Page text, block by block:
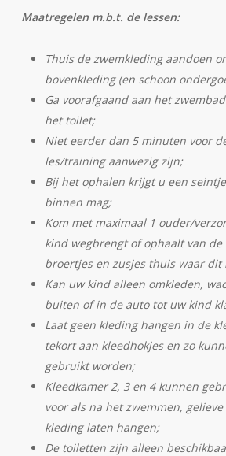
Maatregelen m.b.t. de lessen:
Thuis de zwemkleding aandoen
bovenkleding (en schoon
Ga voorafgaand aan het
het toilet;
Niet eerder dan 5 minuten voor
les/training aanwezig zijn;
Bij het ophalen krijgt u een
binnen mag;
Kom met maximaal 1 ouder/
kind wegbrengt of ophaalt van de
broertjes en zusjes thuis waar dit
Kan uw kind alleen omkleden,
buiten of in de auto tot uw kind
Laat geen kleding hangen in de
tekort aan kleedhokjes en zo
gebruikt worden;
Kleedkamer 2, 3 en 4 kunnen
voor als na het zwemmen,
kleding laten hangen;
De toiletten zijn alleen